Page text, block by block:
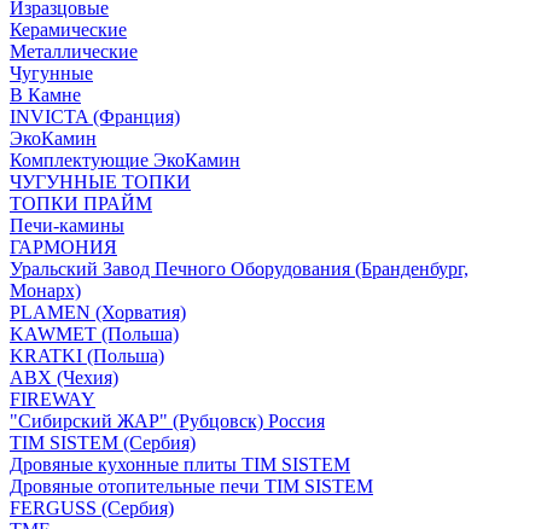
Изразцовые
Керамические
Металлические
Чугунные
В Камне
INVICTA (Франция)
ЭкоКамин
Комплектующие ЭкоКамин
ЧУГУННЫЕ ТОПКИ
ТОПКИ ПРАЙМ
Печи-камины
ГАРМОНИЯ
Уральский Завод Печного Оборудования (Бранденбург,
Монарх)
PLAMEN (Хорватия)
KAWMET (Польша)
KRATKI (Польша)
ABX (Чехия)
FIREWAY
"Сибирский ЖАР" (Рубцовск) Россия
TIM SISTEM (Сербия)
Дровяные кухонные плиты TIM SISTEM
Дровяные отопительные печи TIM SISTEM
FERGUSS (Сербия)